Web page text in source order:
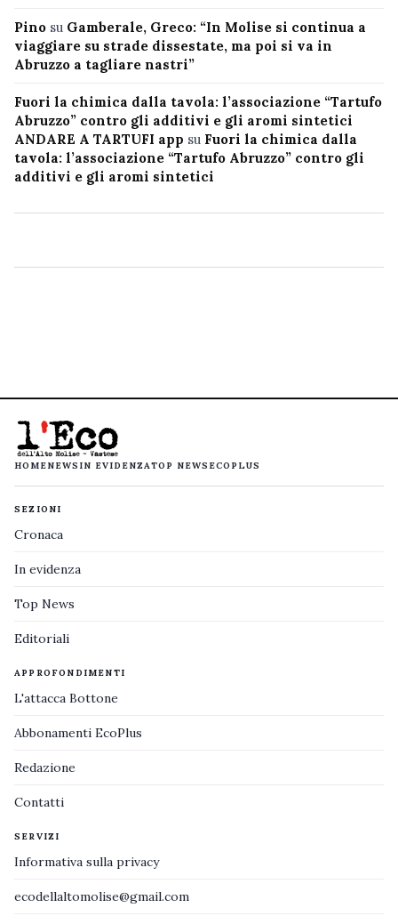
Pino su Gamberale, Greco: “In Molise si continua a
viaggiare su strade dissestate, ma poi si va in
Abruzzo a tagliare nastri”
Fuori la chimica dalla tavola: l’associazione “Tartufo
Abruzzo” contro gli additivi e gli aromi sintetici
ANDARE A TARTUFI app su Fuori la chimica dalla
tavola: l’associazione “Tartufo Abruzzo” contro gli
additivi e gli aromi sintetici
HOMENEWS IN EVIDENZATOP NEWS ECOPLUS
SEZIONI
Cronaca
In evidenza
Top News
Editoriali
APPROFONDIMENTI
L'attacca Bottone
Abbonamenti EcoPlus
Redazione
Contatti
SERVIZI
Informativa sulla privacy
ecodellaltomolise@gmail.com